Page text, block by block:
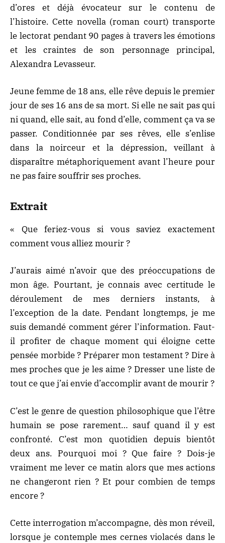
d’ores et déjà évocateur sur le contenu de
l’histoire. Cette novella (roman court) transporte
le lectorat pendant 90 pages à travers les émotions
et les craintes de son personnage principal,
Alexandra Levasseur.
Jeune femme de 18 ans, elle rêve depuis le premier
jour de ses 16 ans de sa mort. Si elle ne sait pas qui
ni quand, elle sait, au fond d’elle, comment ça va se
passer. Conditionnée par ses rêves, elle s’enlise
dans la noirceur et la dépression, veillant à
disparaître métaphoriquement avant l’heure pour
ne pas faire souffrir ses proches.
Extrait
« Que feriez-vous si vous saviez exactement
comment vous alliez mourir ?
J’aurais aimé n’avoir que des préoccupations de
mon âge. Pourtant, je connais avec certitude le
déroulement de mes derniers instants, à
l’exception de la date. Pendant longtemps, je me
suis demandé comment gérer l’information. Faut-
il profiter de chaque moment qui éloigne cette
pensée morbide ? Préparer mon testament ? Dire à
mes proches que je les aime ? Dresser une liste de
tout ce que j’ai envie d’accomplir avant de mourir ?
C’est le genre de question philosophique que l’être
humain se pose rarement… sauf quand il y est
confronté. C’est mon quotidien depuis bientôt
deux ans. Pourquoi moi ? Que faire ? Dois-je
vraiment me lever ce matin alors que mes actions
ne changeront rien ? Et pour combien de temps
encore ?
Cette interrogation m’accompagne, dès mon réveil,
lorsque je contemple mes cernes violacés dans le